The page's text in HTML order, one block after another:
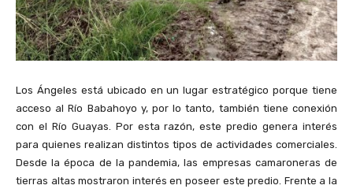
Los Ángeles está ubicado en un lugar estratégico porque tiene
acceso al Río Babahoyo y, por lo tanto, también tiene conexión
con el Río Guayas. Por esta razón, este predio genera interés
para quienes realizan distintos tipos de actividades comerciales.
Desde la época de la pandemia, las empresas camaroneras de
tierras altas mostraron interés en poseer este predio. Frente a la